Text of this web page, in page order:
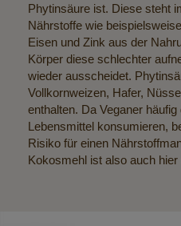
Phytinsäure ist. Diese steht
Nährstoffe wie
Eisen und Zink aus der
Körper diese schlechter
wieder ausscheidet.
Vollkornweizen, Hafer,
enthalten. Da Veganer
Lebensmittel konsumieren,
Risiko für einen
Kokosmehl ist also auch